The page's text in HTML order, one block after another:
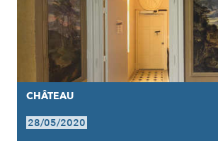
CHÂTEAU
28/05/2020